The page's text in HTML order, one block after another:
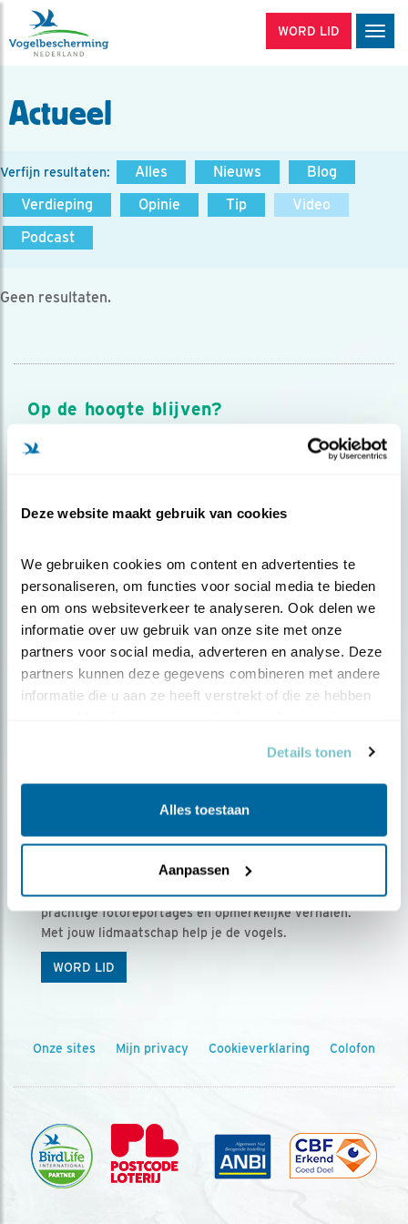
Deze website maakt gebruik van cookies
We gebruiken cookies om content en advertenties te
personaliseren, om functies voor social media te bieden
en om ons websiteverkeer te analyseren. Ook delen we
informatie over uw gebruik van onze site met onze
partners voor social media, adverteren en analyse. Deze
partners kunnen deze gegevens combineren met andere
informatie die u aan ze heeft verstrekt of die ze hebben
Details tonen
Alles toestaan
Aanpassen
WORD LID
Actueel
Verfijn resultaten: Alles Nieuws
Blog
Verdieping
Opinie Tip
Video
Podcast
Geen resultaten.
Op de hoogte blijven?
Meld je aan en ontvang nieuws, inspiratie, acties en tips
over vogels en activiteiten van Vogelbescherming.
Ontvang 5 x Vogels voor € 36,00 per jaar
Vogels is het tijdschrift voor onze leden, met
prachtige fotoreportages en opmerkelijke verhalen.
Met jouw lidmaatschap help je de vogels.
WORD LID
Onze sites Mijn privacy Cookieverklaring Colofon